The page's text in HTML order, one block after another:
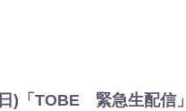
)「TOBE 緊急生配信」